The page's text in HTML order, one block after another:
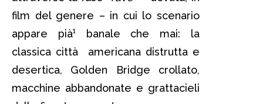
film del genere – in cui lo scenario
appare pià¹ banale che mai: la
classica città americana distrutta e
desertica, Golden Bridge crollato,
macchine abbandonate e grattacieli